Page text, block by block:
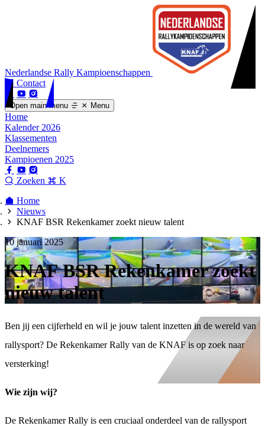
Nederlandse Rally Kampioenschappen
Contact
Open main menu Menu
Home
Kalender 2026
Klassementen
Deelnemers
Kampioenen 2025
Zoeken
K
Home
Nieuws
KNAF BSR Rekenkamer zoekt nieuw talent
10 januari 2025
KNAF BSR Rekenkamer zoekt
nieuw talent
Ben jij een cijferheld en wil je jouw talent inzetten in de wereld van
rallysport? De Rekenkamer Rally van de KNAF is op zoek naar
versterking!
Wie zijn wij?
De Rekenkamer Rally is een cruciaal onderdeel van de rallysport